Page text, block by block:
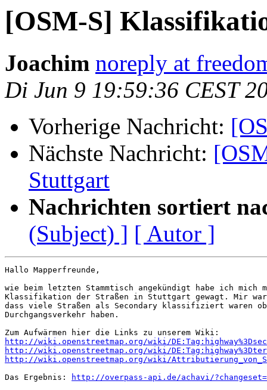
[OSM-S]
Joachim noreply at
Di Jun 9 19:59:36 CEST
Vorherige Nachricht:
Nächste Nachricht:
Stuttgart
Nachrichten sortiert
(Subject) ] [ Autor ]
Hallo Mapperfreunde,
wie beim letzten Stammtisch angekündigt habe ich mich
Klassifikation der Straßen in Stuttgart gewagt. Mir
dass viele Straßen als Secondary klassifiziert waren
Durchgangsverkehr haben.
http://wiki.openstreetmap.org/wiki/
http://wiki.openstreetmap.org/wiki/
http://wiki.openstreetmap.org/wiki/
Das Ergebnis:
http://overpass-api.de/achavi/